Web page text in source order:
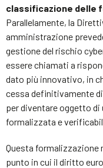
classificazione delle
Parallelamente, la
amministrazione
gestione del rischio
essere chiamati a
dato più innovativo, in
cessa definitivamente
per diventare oggetto di
formalizzata e
Questa formalizzazione
punto in cui il diritto